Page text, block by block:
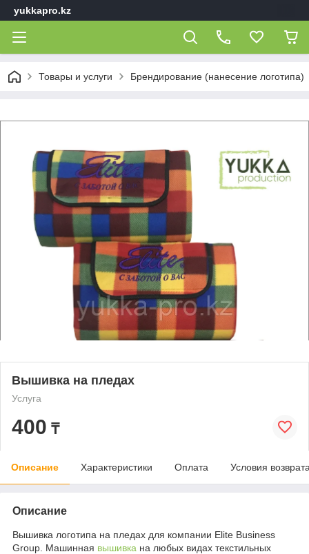
yukkapro.kz
Товары и услуги Брендирование (нанесение логотипа)
Вышивка на пледах
Услуга
400 ₸
Описание Характеристики Оплата Условия
Описание
Вышивка логотипа на пледах для компании Elite Business
Group. Машинная вышивка на любых видах текстильных